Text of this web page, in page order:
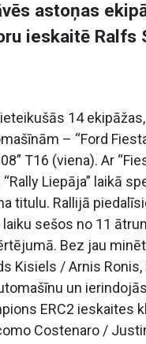
astoņas
ieskaitē Ralfs
14
– “Ford
T16 (viena). Ar
Liepāja” laikā
titulu. Rallijā
sešos no 11
Bez jau
Kisiels / Arnis
un
ERC2 ieskaites
Costenaro /